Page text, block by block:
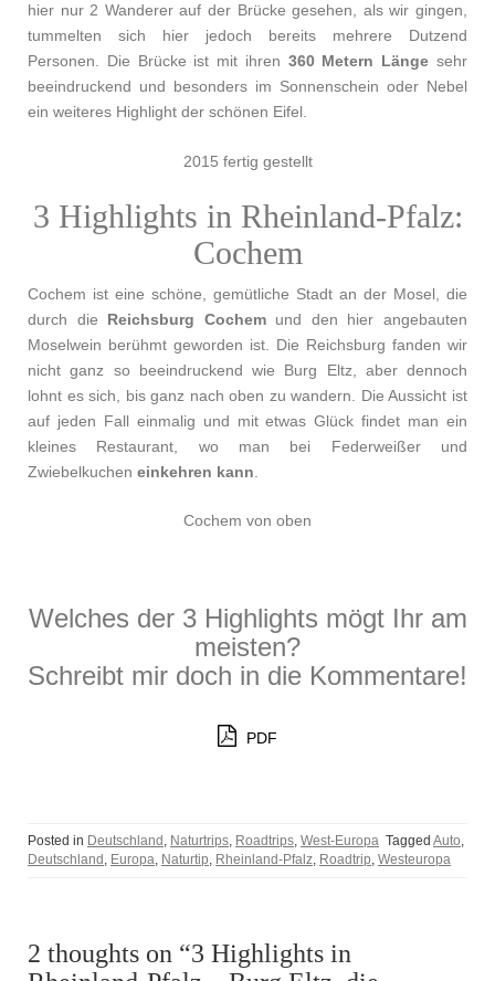
hier nur 2 Wanderer auf der Brücke gesehen, als wir gingen,
tummelten sich hier jedoch bereits mehrere Dutzend
Personen. Die Brücke ist mit ihren 360 Metern Länge sehr
beeindruckend und besonders im Sonnenschein oder Nebel
ein weiteres Highlight der schönen Eifel.
2015 fertig gestellt
3 Highlights in Rheinland-Pfalz:
Cochem
Cochem ist eine schöne, gemütliche Stadt an der Mosel, die
durch die Reichsburg Cochemund den hier angebauten
Moselwein berühmt geworden ist. Die Reichsburg fanden wir
nicht ganz so beeindruckend wie Burg Eltz, aber dennoch
lohnt es sich, bis ganz nach oben zu wandern. Die Aussicht ist
auf jeden Fall einmalig und mit etwas Glück findet man ein
kleines Restaurant, wo man bei Federweißer und
Zwiebelkuchen einkehren kann
Cochem von oben
Welches der 3 Highlights mögt Ihr am
meisten?
Schreibt mir doch in die Kommentare!
PDF
Posted in Deutschland, Naturtrips, Roadtrips, West-Europa Tagged Auto,
Deutschland, Europa, Naturtip, Rheinland-Pfalz, Roadtrip, Westeuropa
2 thoughts on “3 Highlights in